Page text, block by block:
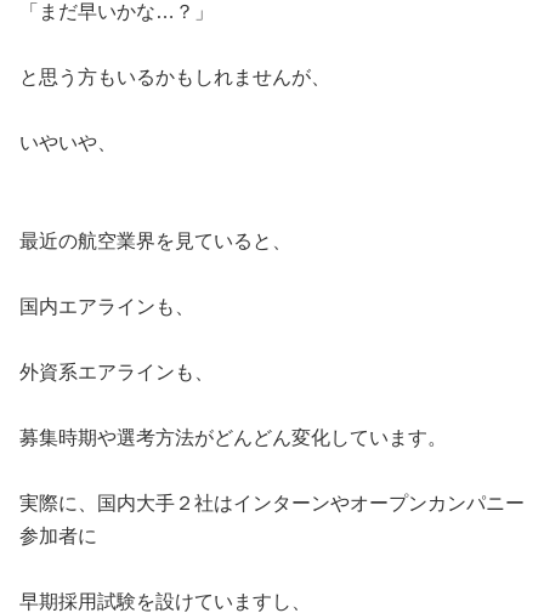
「まだ早いかな…？」
と思う方もいるかもしれませんが、
いやいや、
最近の航空業界を見ていると、
国内エアラインも、
外資系エアラインも、
募集時期や選考方法がどんどん変化しています。
実際に、国内大手２社はインターンやオープンカンパニー
参加者に
早期採用試験を設けていますし、